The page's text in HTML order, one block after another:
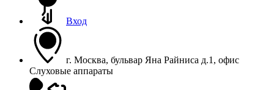
Вход
г. Москва, бульвар Яна Райниса д.1, офис
Слуховые аппараты